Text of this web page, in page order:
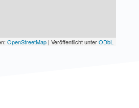
OpenStreetMap | Veröffentlicht unterODbL